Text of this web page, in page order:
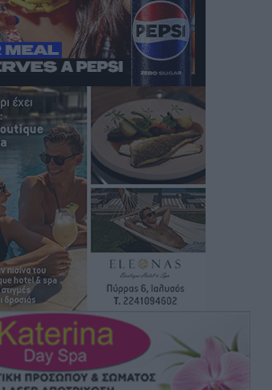
αισιόδοξοι για την παρθενική
Στο πλευρό του άτυχου Ιάκωβου
ώρες
επιστροφή του Μπρένο Σαλβατιέρα
οι κάρτες διαρκείας της νέας
ώρες